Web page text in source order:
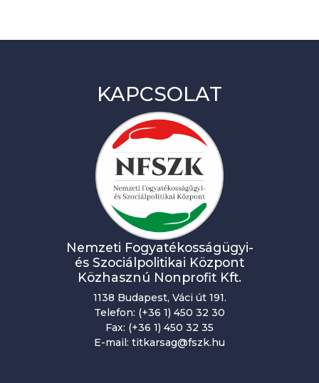
KAPCSOLAT
Nemzeti Fogyatékosságügyi-
és Szociálpolitikai Központ
Közhasznú Nonprofit Kft.
1138 Budapest, Váci út 191.
Telefon: (+36 1) 450 32 30
Fax: (+36 1) 450 32 35
E-mail: titkarsag@fszk.hu